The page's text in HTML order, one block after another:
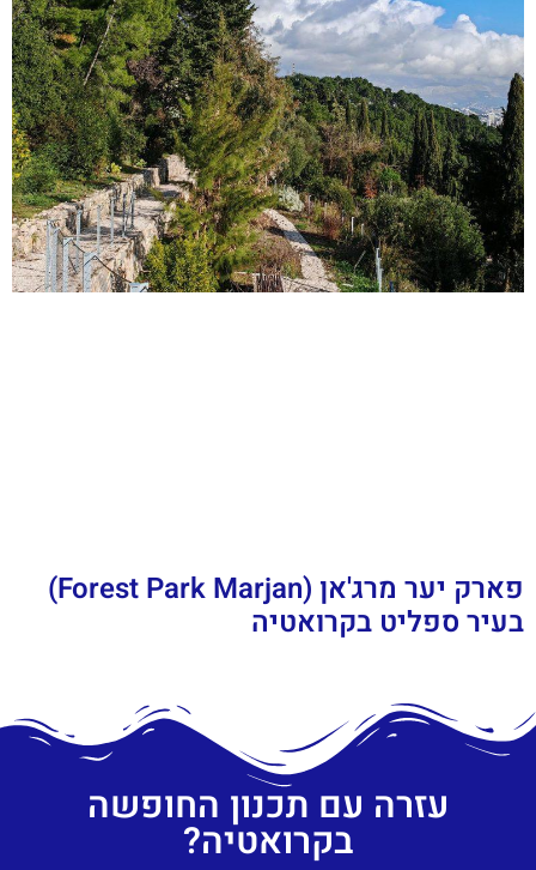
פארק יער מרג'אן (Forest Park Marjan)
בעיר ספליט בקרואטיה
עזרה עם תכנון החופשה
בקרואטיה?